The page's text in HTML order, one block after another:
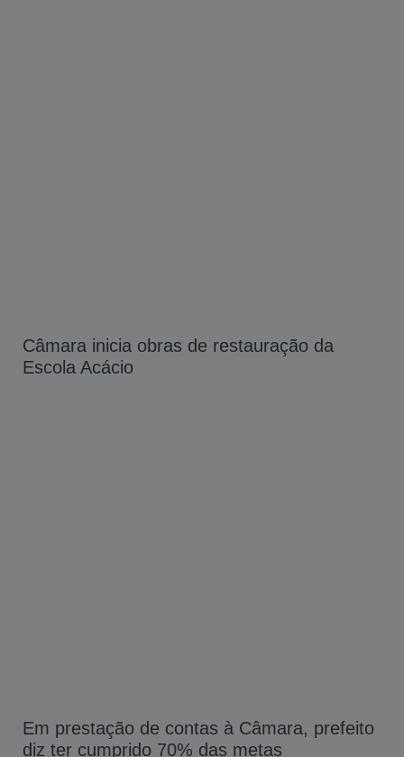
Câmara inicia obras de restauração da
Escola Acácio
Em prestação de contas à Câmara, prefeito
diz ter cumprido 70% das metas